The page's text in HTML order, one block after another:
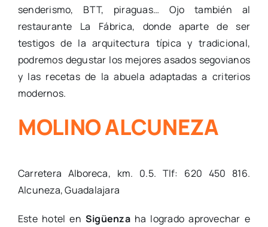
senderismo, BTT, piraguas… Ojo también al
restaurante La Fábrica, donde aparte de ser
testigos de la arquitectura típica y tradicional,
podremos degustar los mejores asados segovianos
y las recetas de la abuela adaptadas a criterios
modernos.
MOLINO ALCUNEZA
Carretera Alboreca, km. 0.5. Tlf: 620 450 816.
Alcuneza, Guadalajara
Este hotel en Sigüenzaha logrado aprovechar e